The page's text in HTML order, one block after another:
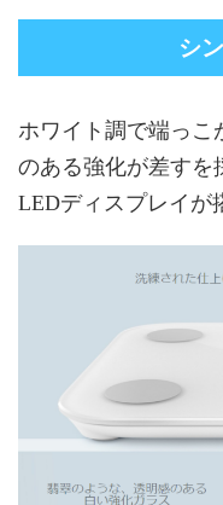
シ
ホワイト調で端っこ
のある強化が差すを
LEDディスプレイが